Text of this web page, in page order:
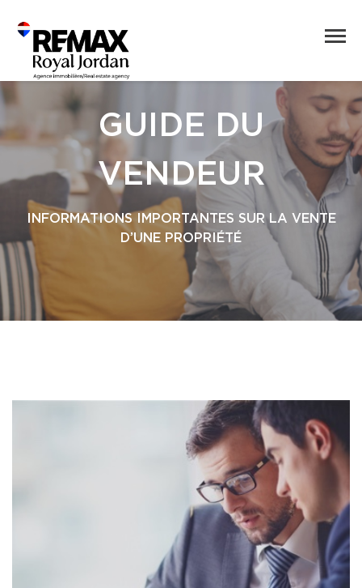
GUIDE DU
VENDEUR
INFORMATIONS IMPORTANTES SUR LA VENTE
D’UNE PROPRIÉTÉ